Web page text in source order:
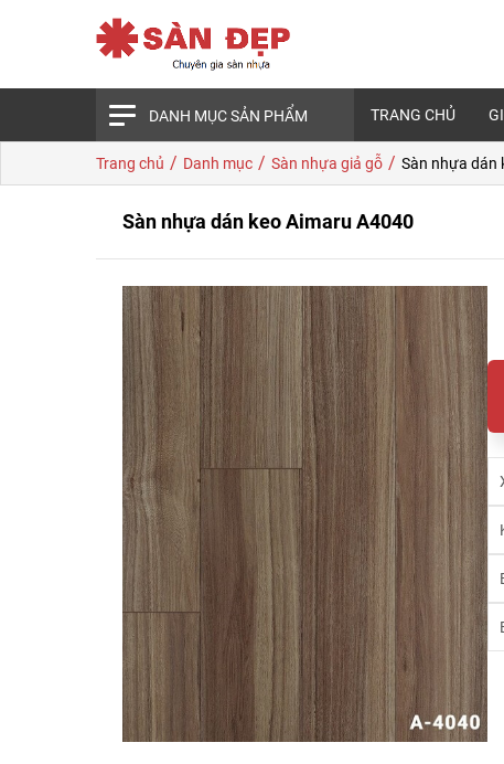
DANH MỤC SẢN PHẨM TRANG CHỦ
Trang chủ / Danh mục / Sàn nhựa giả gỗ / Sàn nhựa dán
Sàn nhựa dán keo Aimaru A4040